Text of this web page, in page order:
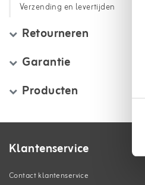
Verzending en levertijden
Retourneren
Garantie
Producten
Klantenservice
Contact klantenservice